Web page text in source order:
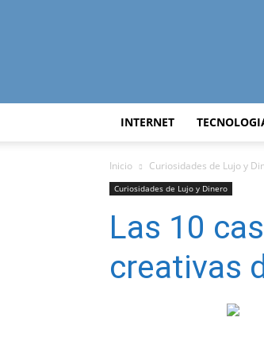
INTERNET
Inicio Curiosidades de Lujo y
Curiosidades de Lujo y Dinero
Las 10
creativas